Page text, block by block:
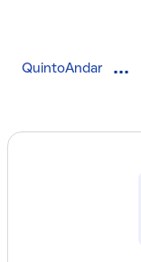
QuintoAndar